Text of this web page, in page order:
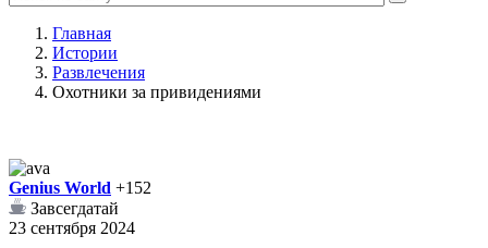
Главная
Истории
Развлечения
Охотники за привидениями
Genius World +152
Завсегдатай
23 сентября 2024